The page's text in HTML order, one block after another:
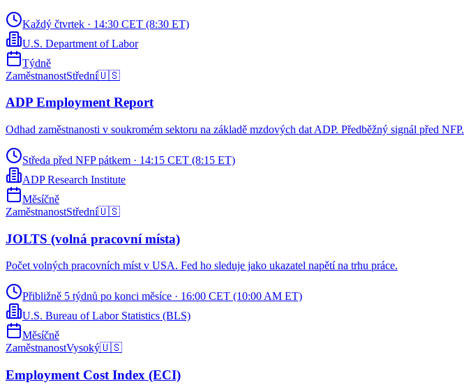
Každý čtvrtek · 14:30 CET (8:30 ET)
U.S. Department of Labor
Týdně
ZaměstnanostStřední🇺🇸
ADP Employment Report
Odhad zaměstnanosti v soukromém sektoru na základě mzdových dat ADP. Předběžný signál před NFP.
Středa před NFP pátkem · 14:15 CET (8:15 ET)
ADP Research Institute
Měsíčně
ZaměstnanostStřední🇺🇸
JOLTS (volná pracovní místa)
Počet volných pracovních míst v USA. Fed ho sleduje jako ukazatel napětí na trhu práce.
Přibližně 5 týdnů po konci měsíce · 16:00 CET (10:00 AM ET)
U.S. Bureau of Labor Statistics (BLS)
Měsíčně
ZaměstnanostVysoký🇺🇸
Employment Cost Index (ECI)